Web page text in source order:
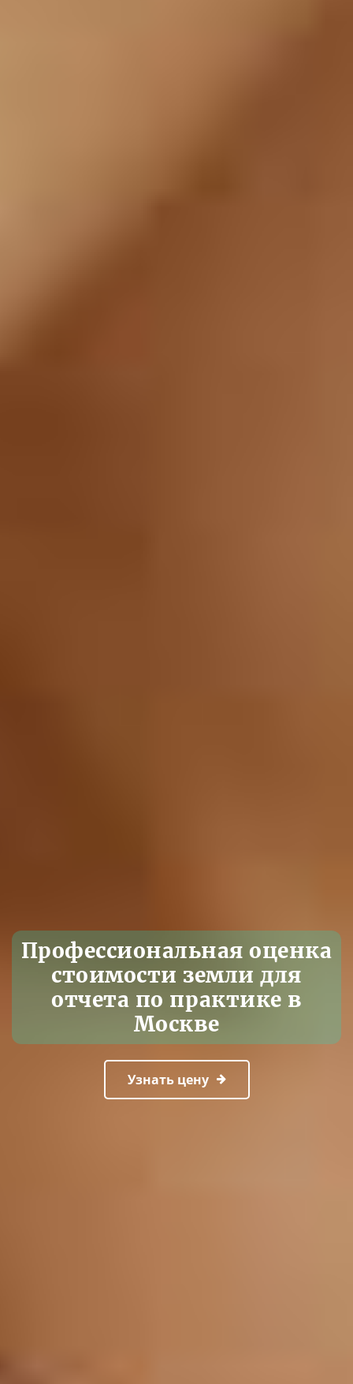
Профессиональная оценка
стоимости земли для
отчета по практике в
Москве
Узнать цену